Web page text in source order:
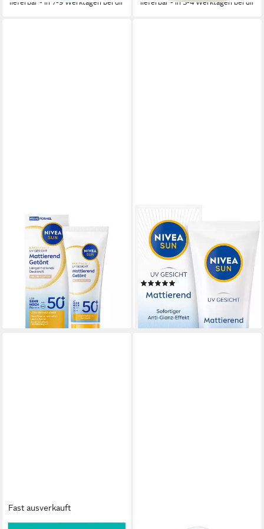
lieferbar - in 7-9 Werktagen bei dir lieferbar - in 3-4 Werktagen bei dir
NIVEA SUN
Sonnenschutzcreme
Breathable UV Gesicht
mattierend hell LSF 50+
40ml, 1-tlg.
11,99 €
(299,75 €/ 1 l)
lieferbar - in 2-3 Werktagen bei dir
Sonnenschutzcreme
Sonnencreme Gesicht
Mattierender Sonnenschutz,
LSF 50, 50 ml, 1-tlg.
ab 8,99 €
lieferbar - in 2-3 Werktagen bei dir
Fast ausverkauft